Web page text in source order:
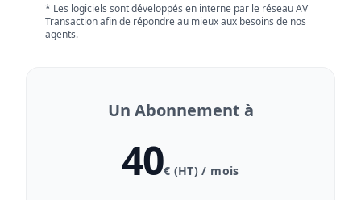
* Les logiciels sont développés en interne par le réseau AV
Transaction afin de répondre au mieux aux besoins de nos
agents.
Un Abonnement à
40€ (HT) / mois